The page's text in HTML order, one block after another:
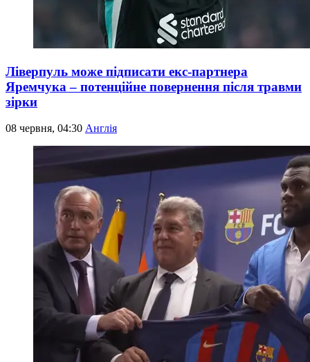
Ліверпуль може підписати екс-партнера
Яремчука – потенційне повернення після травми
зірки
08 червня, 04:30 Англія